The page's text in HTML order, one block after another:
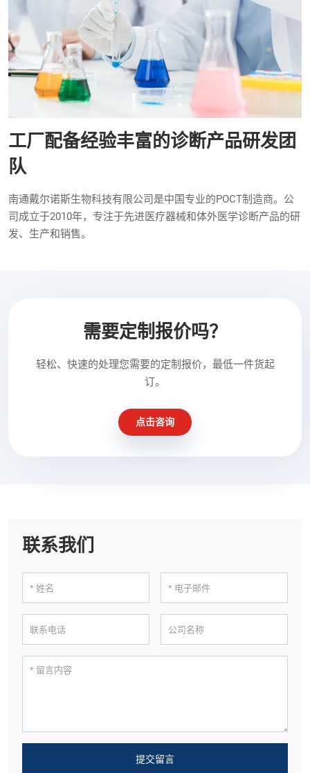
工厂配备经验丰富的诊断产品研发团
队
南通戴尔诺斯生物科技有限公司是中国专业的POCT制造商。公
司成立于2010年，专注于先进医疗器械和体外医学诊断产品的研
发、生产和销售。
需要定制报价吗？
轻松、快速的处理您需要的定制报价，最低一件货起
订。
点击咨询
联系我们
提交留言